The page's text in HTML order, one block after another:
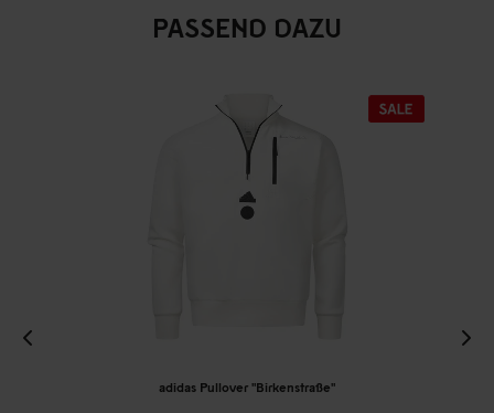
PASSEND DAZU
adidas Pullover "Birkenstraße"